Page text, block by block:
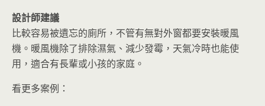
設計師建議
比較容易被遺忘的廁所，不管有無對外窗都要安裝暖風
機。暖風機除了排除濕氣、減少發霉，天氣冷時也能使
用，適合有長輩或小孩的家庭。
看更多案例：